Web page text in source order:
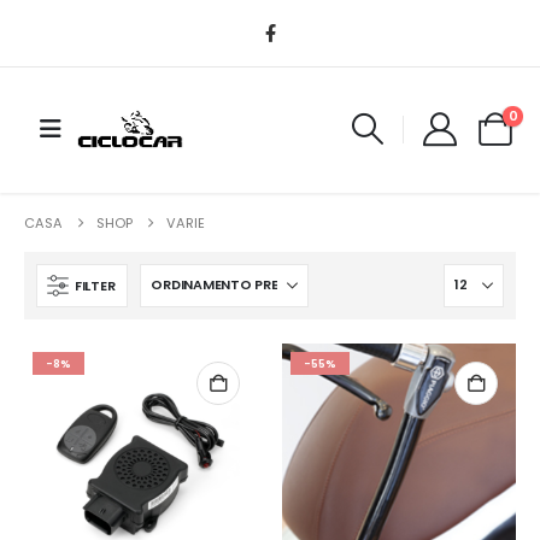
0
CASA SHOP VARIE
FILTER
-8% -55%